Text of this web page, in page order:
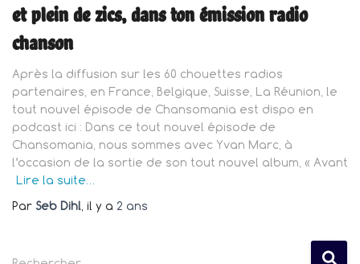
et plein de zics, dans ton émission radio
chanson
Après la diffusion sur les 60 chouettes radios
partenaires, en France, Belgique, Suisse, La Réunion, le
tout nouvel épisode de Chansomania est dispo en
podcast ici : Dans ce tout nouvel épisode de
Chansomania, nous sommes avec Yvan Marc, à
l’occasion de la sortie de son tout nouvel album, « Avant
Lire la suite…
Par Seb Dihl, il y a 2 ans
R